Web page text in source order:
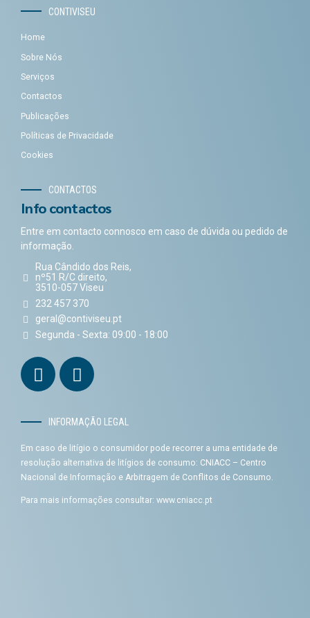
CONTIVISEU
Home
Sobre Nós
Serviços
Contactos
Publicações
Políticas de Privacidade
Cookies
CONTACTOS
Info contactos
Entre em contacto connosco em caso de dúvida ou pedido de
informação.
Rua Cândido dos Reis,
nº51 R/C direito,
3510-057 Viseu
232 457 370
geral@contiviseu.pt
Segunda - Sexta: 09:00 - 18:00
INFORMAÇÃO LEGAL
Em caso de litígio o consumidor pode recorrer a uma entidade de
resolução alternativa de litígios de consumo: CNIACC – Centro
Nacional de Informação e Arbitragem de Conflitos de Consumo.
Para mais informações consultar: www.cniacc.pt